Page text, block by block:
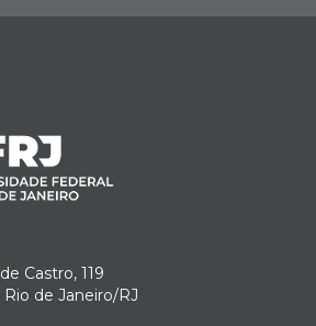
Castro, 119
de Janeiro/RJ